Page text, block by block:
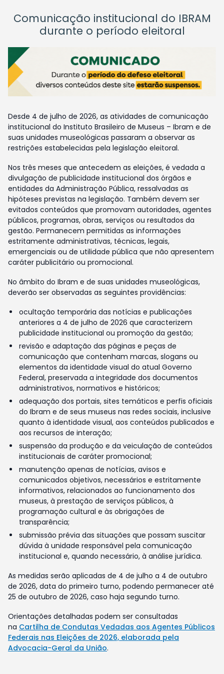
Comunicação institucional do IBRAM
durante o período eleitoral
Desde 4 de julho de 2026, as atividades de comunicação
institucional do Instituto Brasileiro de Museus – Ibram e de
suas unidades museológicas passaram a observar as
restrições estabelecidas pela legislação eleitoral.
Nos três meses que antecedem as eleições, é vedada a
divulgação de publicidade institucional dos órgãos e
entidades da Administração Pública, ressalvadas as
hipóteses previstas na legislação. Também devem ser
evitados conteúdos que promovam autoridades, agentes
públicos, programas, obras, serviços ou resultados da
gestão. Permanecem permitidas as informações
estritamente administrativas, técnicas, legais,
emergenciais ou de utilidade pública que não apresentem
caráter publicitário ou promocional.
No âmbito do Ibram e de suas unidades museológicas,
deverão ser observadas as seguintes providências:
ocultação temporária das notícias e publicações
anteriores a 4 de julho de 2026 que caracterizem
publicidade institucional ou promoção da gestão;
revisão e adaptação das páginas e peças de
comunicação que contenham marcas, slogans ou
elementos da identidade visual do atual Governo
Federal, preservada a integridade dos documentos
administrativos, normativos e históricos;
adequação dos portais, sites temáticos e perfis oficiais
do Ibram e de seus museus nas redes sociais, inclusive
quanto à identidade visual, aos conteúdos publicados e
aos recursos de interação;
suspensão da produção e da veiculação de conteúdos
institucionais de caráter promocional;
manutenção apenas de notícias, avisos e
comunicados objetivos, necessários e estritamente
informativos, relacionados ao funcionamento dos
museus, à prestação de serviços públicos, à
programação cultural e às obrigações de
transparência;
submissão prévia das situações que possam suscitar
dúvida à unidade responsável pela comunicação
institucional e, quando necessário, à análise jurídica.
As medidas serão aplicadas de 4 de julho a 4 de outubro
de 2026, data do primeiro turno, podendo permanecer até
25 de outubro de 2026, caso haja segundo turno.
Orientações detalhadas podem ser consultadas
na Cartilha de Condutas Vedadas aos Agentes Públicos
Federais nas Eleições de 2026, elaborada pela
Advocacia-Geral da União.